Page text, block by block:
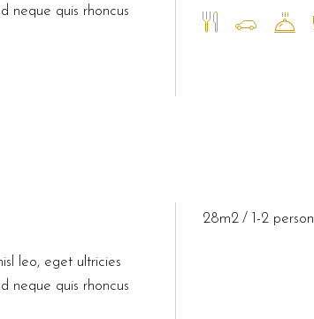
neque quis rhoncus
leo, eget ultricies
neque quis rhoncus
28m2 1-2 person